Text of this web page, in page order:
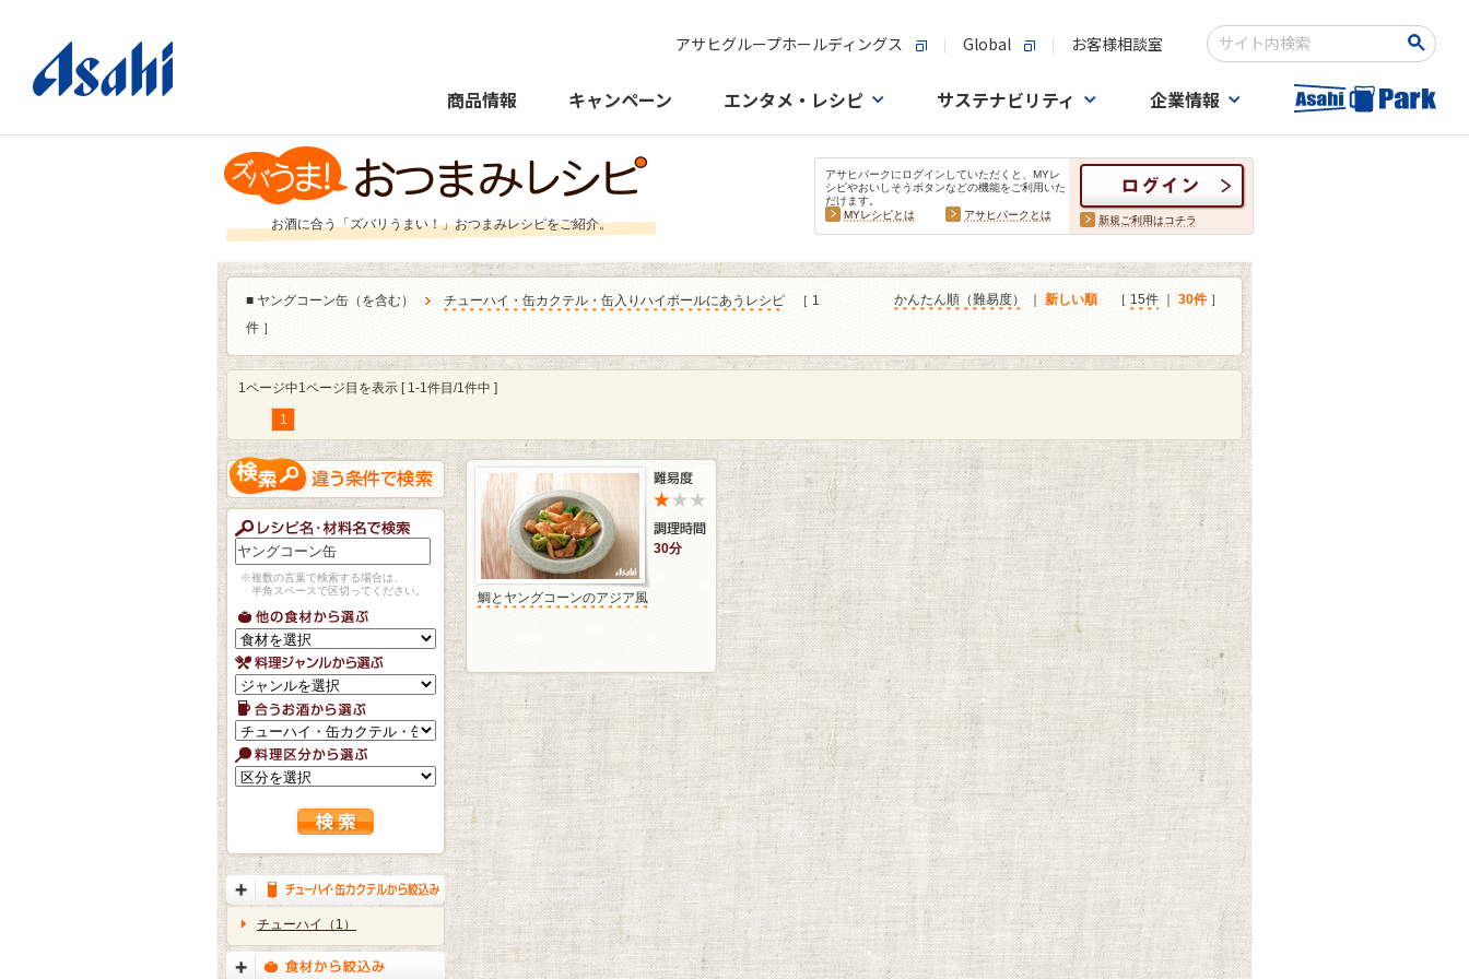
アサヒグループホールディングス Global お客様相談室
検索キーワード入力
商品情報 キャンペーン エンタメ・レシピ サステナビリティ 企業情報
お酒に合う「ズバリうまい！」おつまみレシピをご紹介。
アサヒパークにログインしていただくと、MYレ
シピやおいしそうボタンなどの機能をご利用いた
だけます。
MYレシピとは
アサヒパークとは 新規ご利用はコチラ
■ ヤングコーン缶（を含む） チューハイ・缶カクテル・缶入りハイボールにあうレシピ
［ 1
件 ］
かんたん順（難易度） 新しい順 ［ 15件 30件 ］
1ページ中1ページ目を表示 [ 1-1件目/1件中 ]
1
※複数の言葉で検索する場合は、
半角スペースで区切ってください。
チューハイ（1）
30分
鯛とヤングコーンのアジア風